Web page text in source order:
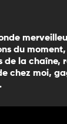
du
de la chaîne,
chez moi,